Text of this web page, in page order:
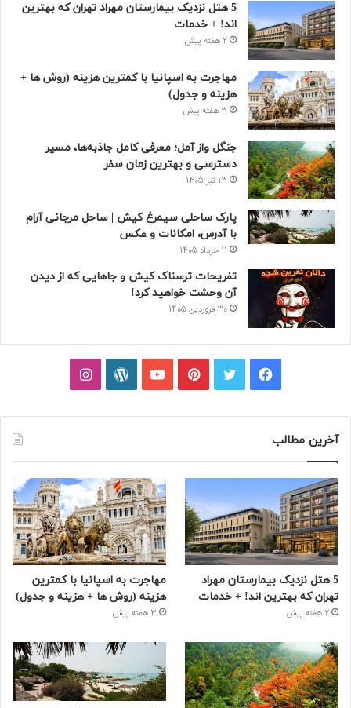
5 هتل نزدیک بیمارستان مهراد تهران که بهترین‌
اند! + خدمات
2 هفته پیش
مهاجرت به اسپانیا با کمترین هزینه (روش ها +
هزینه و جدول)
3 هفته پیش
جنگل واز آمل؛ معرفی کامل جاذبه‌ها، مسیر
دسترسی و بهترین زمان سفر
13 تیر 1405
پارک ساحلی سیمرغ کیش | ساحل مرجانی آرام
با آدرس، امکانات و عکس
11 خرداد 1405
تفریحات ترسناک کیش و جاهایی که از دیدن
آن وحشت خواهید کرد!
30 فروردین 1405
فیسبوکتوییترپینتریستیوتیوبوردپرساینستاگرام
آخرین مطالب
5 هتل نزدیک بیمارستان مهراد
تهران که بهترین‌ اند! + خدمات
2 هفته پیش
مهاجرت به اسپانیا با کمترین
هزینه (روش ها + هزینه و جدول)
3 هفته پیش